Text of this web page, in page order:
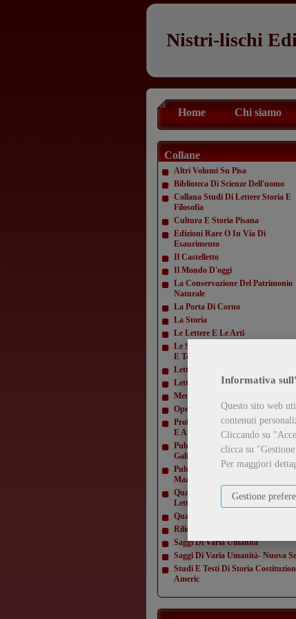
Informativa
Questo sito web
contenuti
Cliccando su
clicca su
Per maggiori
Gestione
Nistri-lischi
Home Chi siamo
Collane
Altri Volumi Su Pisa
Biblioteca Di Scienze Dell'uomo
Collana Studi Di Lettere Storia E
Filosofia
Cultura E Storia Pisana
Edizioni Rare O In Via Di
Esaurimento
Il Castelletto
Il Mondo D'oggi
La Conservazione Del Patrimonio
Naturale
La Porta Di Corno
La Storia
Le Lettere E Le Arti
Le Scienze E La Diffusione
E Tecn
Letteratura Americana
Letture Varie
Mediamorfosi
Opere Di Giacomo Matteotti
Profili E Studi Di Letteratura
E Amer
Pubblicazioni Della Domus
Galilaeana
Pubblicazioni Della Domus
Mazziniana
Quaderni Dell'Istituto Di Lingua
Letteratur
Quaderni Della Direzione
Rilievi Di Monumenti
Saggi Di Varia Umanità
Saggi Di Varia Umanità- Nuova
Studi E Testi Di Storia
Americ